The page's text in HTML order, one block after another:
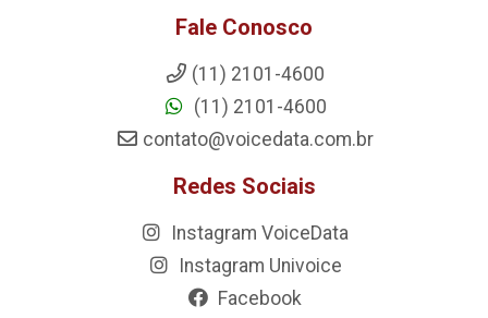
Fale Conosco
(11) 2101-4600
(11) 2101-4600
contato@voicedata.com.br
Redes Sociais
Instagram VoiceData
Instagram Univoice
Facebook